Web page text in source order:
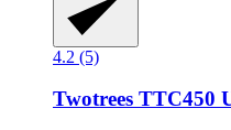
4.2 (5)
Twotrees TTC450